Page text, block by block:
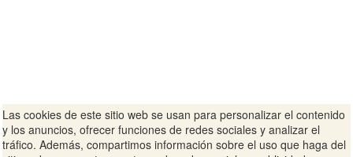
Las cookies de este sitio web se usan para personalizar el contenido
y los anuncios, ofrecer funciones de redes sociales y analizar el
tráfico. Además, compartimos información sobre el uso que haga del